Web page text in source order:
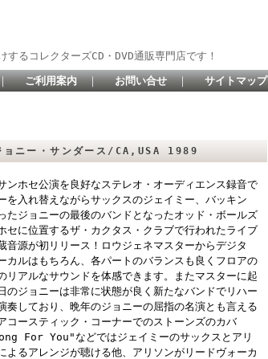
るコレクターズCD・DVD通販専門店です！
ご利用案内 ｜ お問い合せ ｜ サイトマップ
ー・サンダース/CA,USA 1989
ホセ公演を良好なステレオ・オーディエンス録音で
入れ替えながらサックスのジェイミー、バッキン
ジョニーの最後のバンドとなったオッド・ボールズ
に位置するザ・カクタス・クラブで行われたライブ
源が初リリース！ロウジェネマスターからデジタ
ルはもちろん、各パートのバランスも良くフロアの
アルなサウンドを体感できます。またマスターに起
ジョニーは非常に状態が良く新たなバンドでリハー
しており、晩年のジョニーの屈指の名演とも言える
ースティック・コーナーでのストーンズのカバ
You"などではジェイミーのサックスとアリ
るアレンジが聴ける他、アリソンがリードヴォーカ